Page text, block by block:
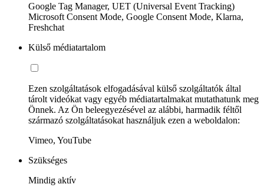
Google Tag Manager, UET (Universal Event Tracking)
Microsoft Consent Mode, Google Consent Mode, Klarna,
Freshchat
Külső médiatartalom
Ezen szolgáltatások elfogadásával külső szolgáltatók által
tárolt videókat vagy egyéb médiatartalmakat mutathatunk meg
Önnek. Az Ön beleegyezésével az alábbi, harmadik féltől
származó szolgáltatásokat használjuk ezen a weboldalon:
Vimeo, YouTube
Szükséges
Mindig aktív